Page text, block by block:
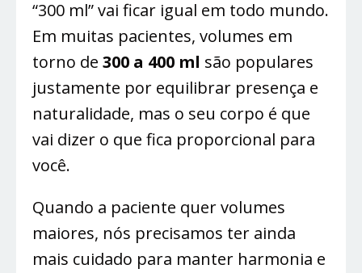
“300 ml” vai ficar igual em todo mundo.
Em muitas pacientes, volumes em
torno de 300 a 400 ml são populares
justamente por equilibrar presença e
naturalidade, mas o seu corpo é que
vai dizer o que fica proporcional para
você.
Quando a paciente quer volumes
maiores, nós precisamos ter ainda
mais cuidado para manter harmonia e